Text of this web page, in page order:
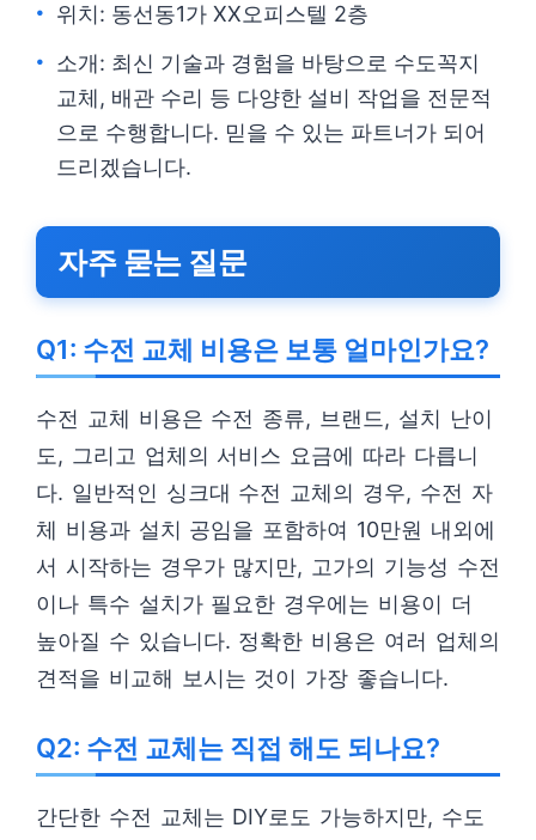
위치: 동선동1가 XX오피스텔 2층
소개: 최신 기술과 경험을 바탕으로 수도꼭지
교체, 배관 수리 등 다양한 설비 작업을 전문적
으로 수행합니다. 믿을 수 있는 파트너가 되어
드리겠습니다.
자주 묻는 질문
Q1: 수전 교체 비용은 보통 얼마인가요?
수전 교체 비용은 수전 종류, 브랜드, 설치 난이
도, 그리고 업체의 서비스 요금에 따라 다릅니
다. 일반적인 싱크대 수전 교체의 경우, 수전 자
체 비용과 설치 공임을 포함하여 10만원 내외에
서 시작하는 경우가 많지만, 고가의 기능성 수전
이나 특수 설치가 필요한 경우에는 비용이 더
높아질 수 있습니다. 정확한 비용은 여러 업체의
견적을 비교해 보시는 것이 가장 좋습니다.
Q2: 수전 교체는 직접 해도 되나요?
간단한 수전 교체는 DIY로도 가능하지만, 수도